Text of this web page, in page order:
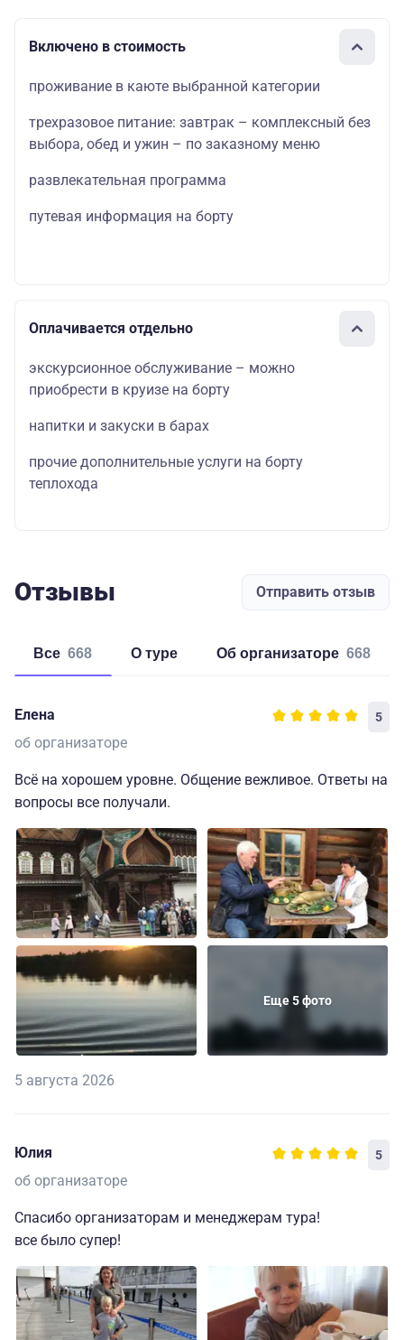
Включено в стоимость
проживание в каюте выбранной категории
трехразовое питание: завтрак – комплексный без
выбора, обед и ужин – по заказному меню
развлекательная программа
путевая информация на борту
Оплачивается отдельно
экскурсионное обслуживание – можно
приобрести в круизе на борту
напитки и закуски в барах
прочие дополнительные услуги на борту
теплохода
Отзывы Отправить отзыв
Все 668 о туре об организаторе 668
Елена 5
об организаторе
Всё на хорошем уровне. Общение вежливое. Ответы на
вопросы все получали.
Еще 5 фото
5 августа 2026
Юлия 5
об организаторе
Спасибо организаторам и менеджерам тура!
все было супер!